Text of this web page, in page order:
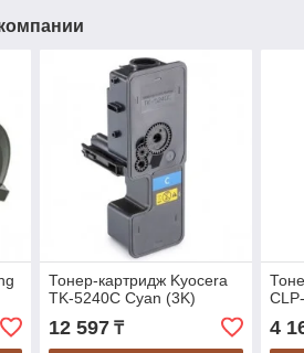
Тонер-картридж Kyocera
TK-5240C Cyan (3K)
12 597₸ 4